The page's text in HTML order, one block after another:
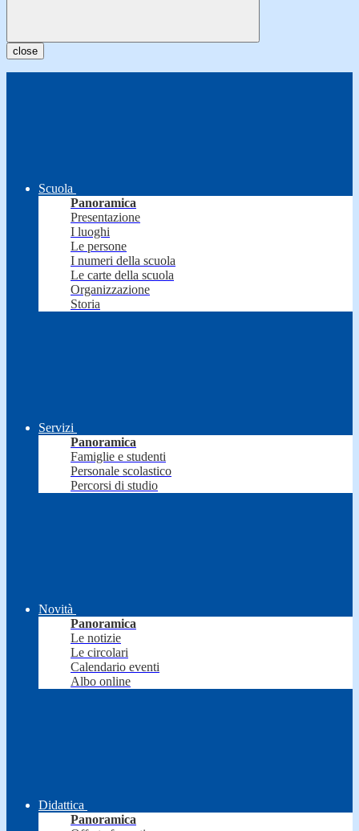
close
Scuola
Panoramica
Presentazione
I luoghi
Le persone
I numeri della scuola
Le carte della scuola
Organizzazione
Storia
Servizi
Panoramica
Famiglie e studenti
Personale scolastico
Percorsi di studio
Novità
Panoramica
Le notizie
Le circolari
Calendario eventi
Albo online
Didattica
Panoramica